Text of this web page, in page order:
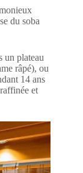
du soba
un plateau
râpé), ou
14 ans
et